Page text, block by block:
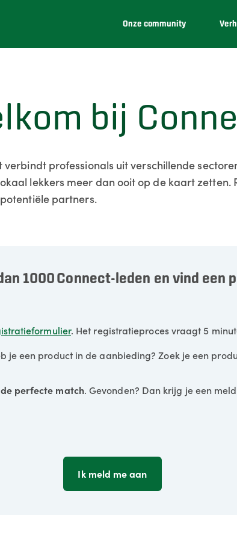
Onze community
bij
verbindt professionals uit verschillende
lekkers meer dan ooit op de kaart zetten.
partners.
1000 Connect-leden en vind een
. Het registratieproces vraagt 5
je een product in de aanbieding? Zoek je een
perfecte match. Gevonden? Dan krijg je een
Ik meld me aan